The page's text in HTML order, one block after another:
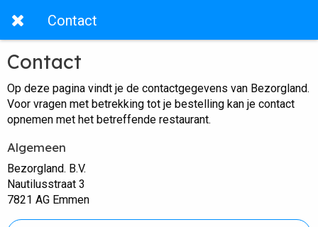
Contact
Contact
Op deze pagina vindt je de contactgegevens van Bezorgland.
Voor vragen met betrekking tot je bestelling kan je contact
opnemen met het betreffende restaurant.
Algemeen
Bezorgland. B.V.
Nautilusstraat 3
7821 AG Emmen